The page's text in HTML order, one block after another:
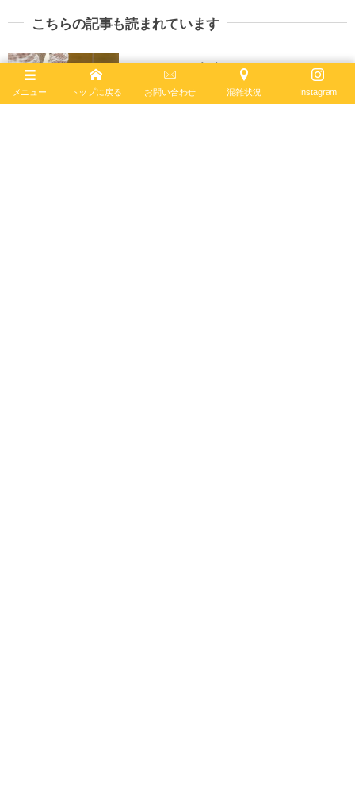
こちらの記事も読まれています
ラバーストラップを変えて、クロノマットが更にス
ポーティになりました！
クロノマット
メニュー トップに戻る お問い合わせ 混雑状況 Instagram